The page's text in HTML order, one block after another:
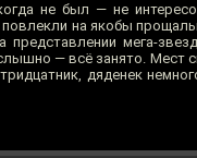
не был — не
на якобы
представлении мега-
— всё занято. Мест
дяденек